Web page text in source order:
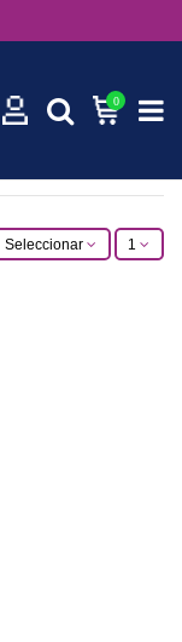
0
Seleccionar 1